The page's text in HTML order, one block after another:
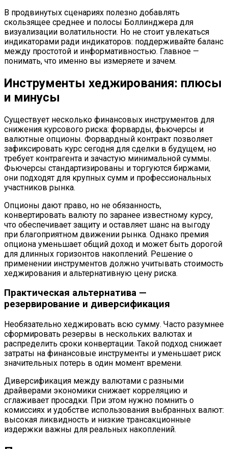
В продвинутых сценариях полезно добавлять
скользящее среднее и полосы Боллинджера для
визуализации волатильности. Но не стоит увлекаться
индикаторами ради индикаторов: поддерживайте баланс
между простотой и информативностью. Главное —
понимать, что именно вы измеряете и зачем.
Инструменты хеджирования: плюсы
и минусы
Существует несколько финансовых инструментов для
снижения курсового риска: форварды, фьючерсы и
валютные опционы. Форвардный контракт позволяет
зафиксировать курс сегодня для сделки в будущем, но
требует контрагента и зачастую минимальной суммы.
Фьючерсы стандартизированы и торгуются биржами,
они подходят для крупных сумм и профессиональных
участников рынка.
Опционы дают право, но не обязанность,
конвертировать валюту по заранее известному курсу,
что обеспечивает защиту и оставляет шанс на выгоду
при благоприятном движении рынка. Однако премия
опциона уменьшает общий доход и может быть дорогой
для длинных горизонтов накоплений. Решение о
применении инструментов должно учитывать стоимость
хеджирования и альтернативную цену риска.
Практическая альтернатива —
резервирование и диверсификация
Необязательно хеджировать всю сумму. Часто разумнее
сформировать резервы в нескольких валютах и
распределить сроки конвертации. Такой подход снижает
затраты на финансовые инструменты и уменьшает риск
значительных потерь в один момент времени.
Диверсификация между валютами с разными
драйверами экономики снижает корреляцию и
сглаживает просадки. При этом нужно помнить о
комиссиях и удобстве использования выбранных валют:
высокая ликвидность и низкие трансакционные
издержки важны для реальных накоплений.